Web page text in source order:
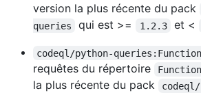
version la plus récente du pack
queries
qui est >= 1.2.3 et <
codeql/python-
requêtes du répertoire
la plus récente du pack